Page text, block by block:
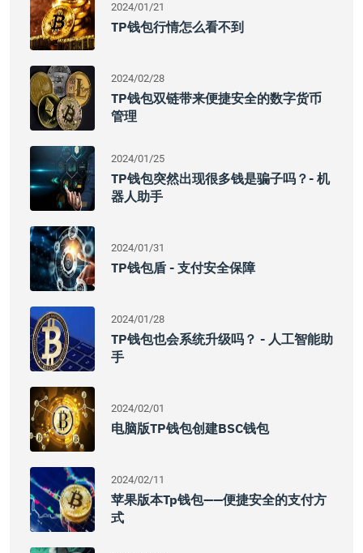
2024/01/21
TP钱包行情怎么看不到
2024/02/28
TP钱包双链带来便捷安全的数字货币
管理
2024/01/25
TP钱包突然出现很多钱是骗子吗？- 机
器人助手
2024/01/31
TP钱包盾 - 支付安全保障
2024/01/28
TP钱包也会系统升级吗？ - 人工智能助
手
2024/02/01
电脑版TP钱包创建BSC钱包
2024/02/11
苹果版本tp钱包——便捷安全的支付方
式